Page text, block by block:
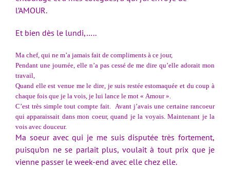
l’AMOUR.
Et bien dès le lundi,…..
Ma chef, qui ne m’a jamais fait de compliments à ce jour,
Pendant une journée, elle n’a pas cessé de me dire qu’elle adorait mon
travail,
Quand elle est venue me le dire, je suis restée estomaquée et du coup à
chaque fois que je la vois, je lui lance le mot « Amour ».
C’est très simple tout compte fait. Avant j’avais une certaine rancoeur
qui apparaissait dans mon coeur, quand je la voyais. Maintenant je la
vois avec douceur.
Ma soeur avec qui je me suis disputée très fortement,
puisqu’on ne se parlait plus, voulait à tout prix que je
vienne passer le week-end avec elle chez elle.